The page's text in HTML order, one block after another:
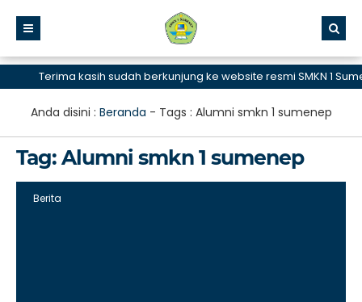
Terima kasih sudah berkunjung ke website resmi SMKN 1
Anda disini : Beranda - Tags : Alumni smkn 1 sumenep
Tag: Alumni smkn 1 sumenep
Berita